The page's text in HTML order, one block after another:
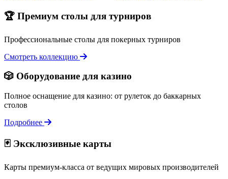
🏆 Премиум столы для турниров
Профессиональные столы для покерных турниров
Смотреть коллекцию
🎲 Оборудование для казино
Полное оснащение для казино: от рулеток до баккарных
столов
Подробнее
🃏 Эксклюзивные карты
Карты премиум-класса от ведущих мировых производителей